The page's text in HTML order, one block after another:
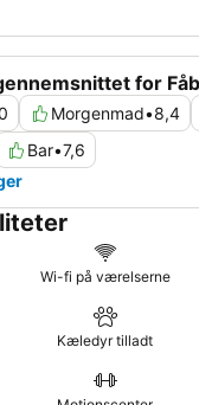
for
Morgenmad•8,4
Bar•7,6
Wi-fi på værelserne
Kæledyr tilladt